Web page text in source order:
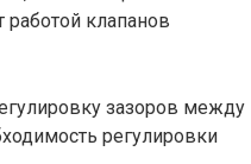
работой клапанов
зазоров между
регулировки